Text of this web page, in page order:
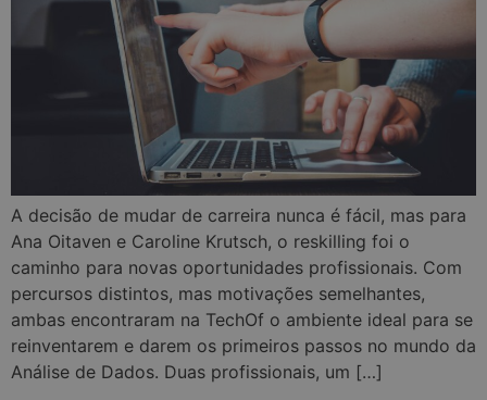
A decisão de mudar de carreira nunca é fácil, mas para
Ana Oitaven e Caroline Krutsch, o reskilling foi o
caminho para novas oportunidades profissionais. Com
percursos distintos, mas motivações semelhantes,
ambas encontraram na TechOf o ambiente ideal para se
reinventarem e darem os primeiros passos no mundo da
Análise de Dados. Duas profissionais, um […]